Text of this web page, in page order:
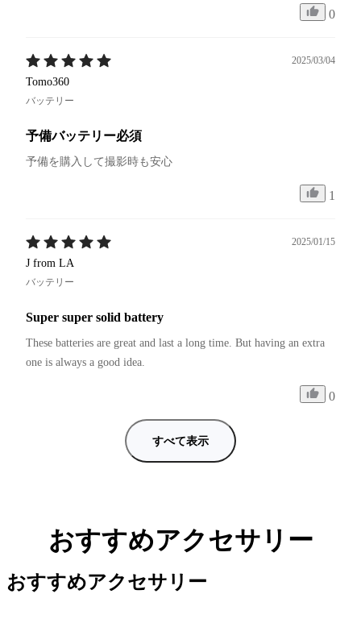
0
2025/03/04
Tomo360
バッテリー
予備バッテリー必須
予備を購入して撮影時も安心
1
2025/01/15
J from LA
バッテリー
Super super solid battery
These batteries are great and last a long time. But having an extra
one is always a good idea.
0
すべて表示
おすすめアクセサリー
おすすめアクセサリー